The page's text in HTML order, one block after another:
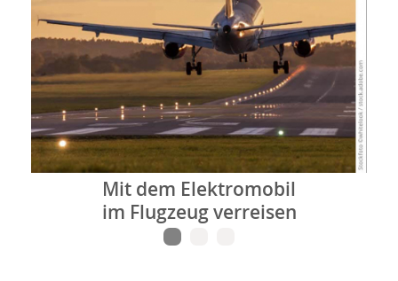
Mit dem Elektromobil
im Flugzeug verreisen